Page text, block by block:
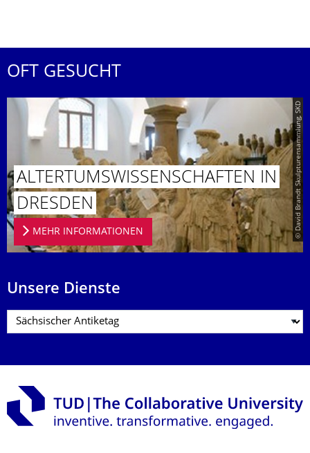
OFT GESUCHT
© David Brandt Skulpturensammlung, SKD
ALTERTUMS­WISSENSCHAF­TEN IN
DRESDEN
MEHR INFORMATIONEN
Unsere Dienste